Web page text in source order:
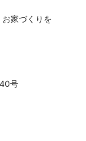
家づくりを
号